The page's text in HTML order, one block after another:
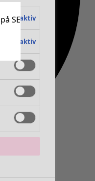
SE
Alltid aktiv
Alltid aktiv